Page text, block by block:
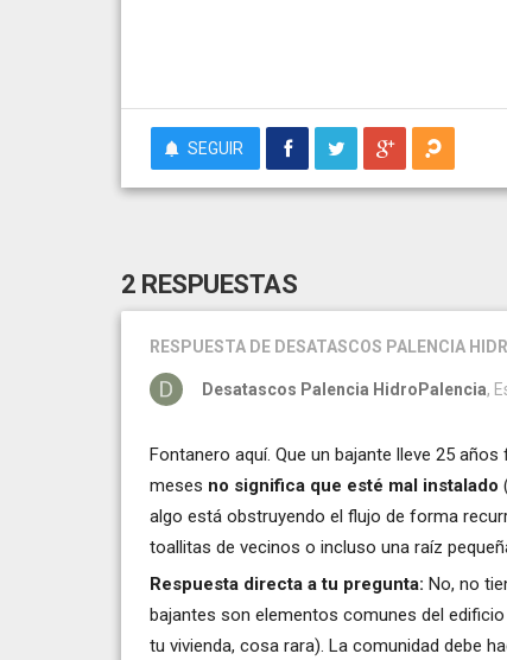
SEGUIR
2 RESPUESTAS
RESPUESTA DE DESATASCOS PALENCIA
Desatascos Palencia HidroPalencia,
Fontanero aquí. Que un bajante lleve 25
meses no significa que esté mal instalado
algo está obstruyendo el flujo de forma
toallitas de vecinos o incluso una raíz
Respuesta directa a tu pregunta: No, no
bajantes son elementos comunes del
tu vivienda, cosa rara). La comunidad debe